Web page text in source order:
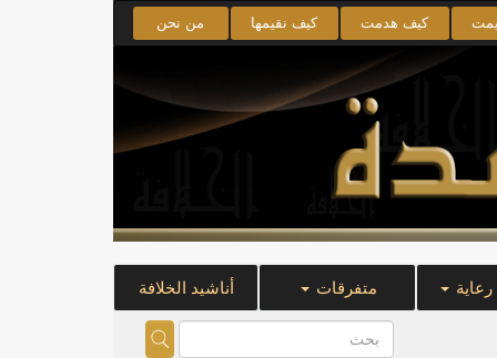
كيف هدمت كيف نقيمها من نحن
متفرقات أناشيد الخلافة